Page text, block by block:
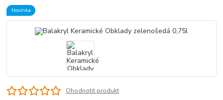
Novinka
Ohodnotit produkt